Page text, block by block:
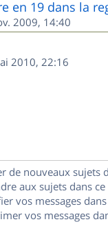
en 19 dans la
2009, 14:40
2010, 22:16
de nouveaux sujets
aux sujets dans
vos messages
vos messages